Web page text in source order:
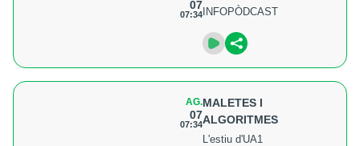
07
07:34 INFOPÒDCAST
AG.
07
07:34
MALETES I
ALGORITMES
L'estiu d'UA1